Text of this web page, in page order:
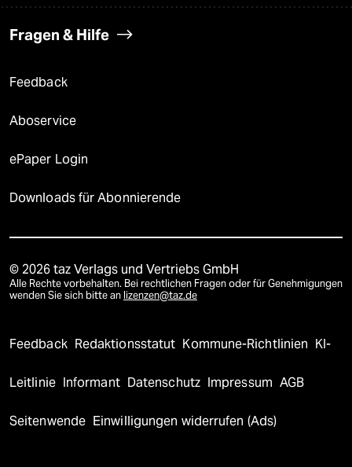
Fragen & Hilfe
Feedback
Aboservice
ePaper Login
Downloads für Abonnierende
© 2026 taz Verlags und Vertriebs GmbH
Alle Rechte vorbehalten. Bei rechtlichen Fragen oder für Genehmigungen
wenden Sie sich bitte an lizenzen@taz.de
Feedback Redaktionsstatut Kommune-Richtlinien KI-
Leitlinie Informant Datenschutz Impressum AGB
Seitenwende Einwilligungen widerrufen (Ads)